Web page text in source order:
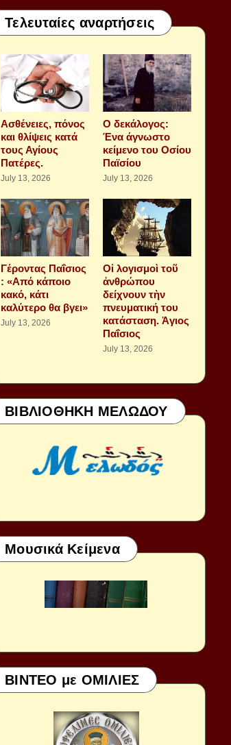
Τελευταίες αναρτήσεις
Aσθένειες, πόνος
και θλίψεις κατά
τους Αγίους
Πατέρες.
July 13, 2026
Ο δεκάλογος:
Ένα άγνωστο
κείμενο του Οσίου
Παϊσίου
July 13, 2026
Γέροντας Παΐσιος
: «Από κάποιο
κακό, κάτι
καλύτερο θα βγει»
July 13, 2026
Οἱ λογισμοὶ τοῦ
ἀνθρώπου
δείχνουν τὴν
πνευματική του
κατάσταση. Ἁγιος
Παΐσιος
July 13, 2026
ΒΙΒΛΙΟΘΗΚΗ ΜΕΛΩΔΟΥ
Μουσικά Κείμενα
ΒΙΝΤΕΟ με ΟΜΙΛΙΕΣ